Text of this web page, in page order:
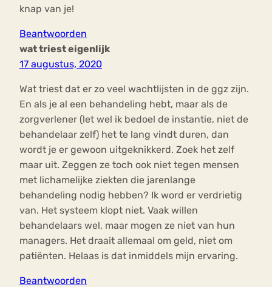
knap van je!
Beantwoorden
wat triest eigenlijk
17 augustus, 2020
Wat triest dat er zo veel wachtlijsten in de ggz zijn.
En als je al een behandeling hebt, maar als de
zorgverlener (let wel ik bedoel de instantie, niet de
behandelaar zelf) het te lang vindt duren, dan
wordt je er gewoon uitgeknikkerd. Zoek het zelf
maar uit. Zeggen ze toch ook niet tegen mensen
met lichamelijke ziekten die jarenlange
behandeling nodig hebben? Ik word er verdrietig
van. Het systeem klopt niet. Vaak willen
behandelaars wel, maar mogen ze niet van hun
managers. Het draait allemaal om geld, niet om
patiënten. Helaas is dat inmiddels mijn ervaring.
Beantwoorden